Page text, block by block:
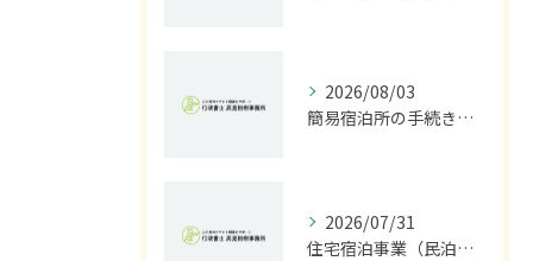
2026/08/03
簡易宿泊所の手続きと石川県金沢市で民泊を始めるための旅館業許可申請ガイド
2026/07/31
住宅宿泊事業（民泊）届出を石川県・富山県・福井県で進めるための正しい窓口と必要書類ガイド